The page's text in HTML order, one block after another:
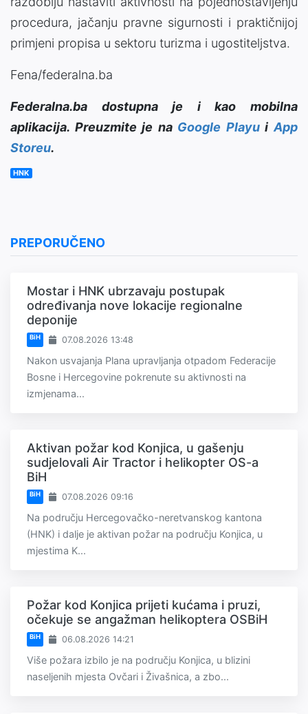
procedura, jačanju pravne sigurnosti i praktičnijoj
primjeni propisa u sektoru turizma i ugostiteljstva.
Fena/federalna.ba
Federalna.ba dostupna je i kao mobilna
aplikacija. Preuzmite je na Google PlayuiApp
Storeu.
HNK
PREPORUČENO
Mostar i HNK ubrzavaju postupak
određivanja nove lokacije regionalne
deponije
BiH 07.08.2026 13:48
Nakon usvajanja Plana upravljanja otpadom Federacije
Bosne i Hercegovine pokrenute su aktivnosti na
izmjenama...
Aktivan požar kod Konjica, u gašenju
sudjelovali Air Tractor i helikopter OS-a
BiH
BiH 07.08.2026 09:16
Na području Hercegovačko-neretvanskog kantona
(HNK) i dalje je aktivan požar na području Konjica, u
mjestima K...
Požar kod Konjica prijeti kućama i pruzi,
očekuje se angažman helikoptera OSBiH
BiH 06.08.2026 14:21
Više požara izbilo je na području Konjica, u blizini
naseljenih mjesta Ovčari i Živašnica, a zbo...